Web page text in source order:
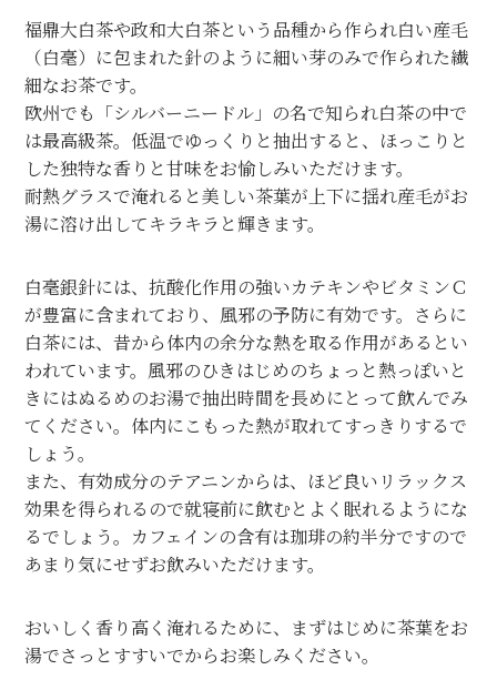
福鼎大白茶や政和大白茶という品種から作られ白い産毛
（白毫）に包まれた針のように細い芽のみで作られた繊
細なお茶です。
欧州でも「シルバーニードル」の名で知られ白茶の中で
は最高級茶。低温でゆっくりと抽出すると、ほっこりと
した独特な香りと甘味をお愉しみいただけます。
耐熱グラスで淹れると美しい茶葉が上下に揺れ産毛がお
湯に溶け出してキラキラと輝きます。
白毫銀針には、抗酸化作用の強いカテキンやビタミンＣ
が豊富に含まれており、風邪の予防に有効です。さらに
白茶には、昔から体内の余分な熱を取る作用があるとい
われています。風邪のひきはじめのちょっと熱っぽいと
きにはぬるめのお湯で抽出時間を長めにとって飲んでみ
てください。体内にこもった熱が取れてすっきりするで
しょう。
また、有効成分のテアニンからは、ほど良いリラックス
効果を得られるので就寝前に飲むとよく眠れるようにな
るでしょう。カフェインの含有は珈琲の約半分ですので
あまり気にせずお飲みいただけます。
おいしく香り高く淹れるために、まずはじめに茶葉をお
湯でさっとすすいでからお楽しみください。